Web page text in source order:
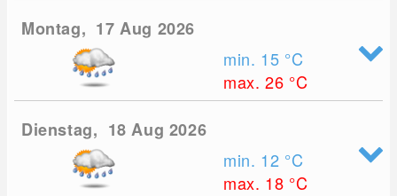
Montag, 17 Aug 2026
min. 15 °C
max. 26 °C
Dienstag, 18 Aug 2026
min. 12 °C
max. 18 °C